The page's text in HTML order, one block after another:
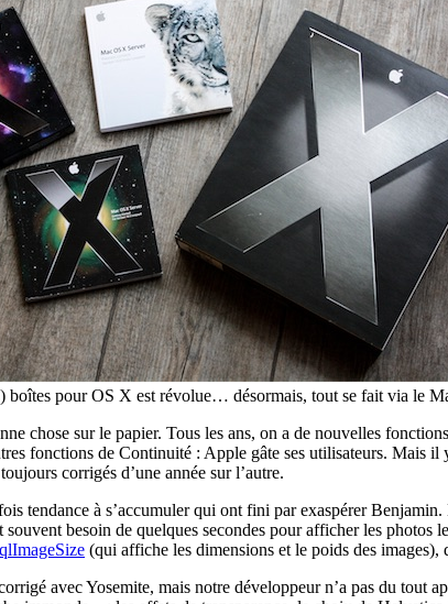
boîtes pour OS X est révolue… désormais, tout se fait via le
chose sur le papier. Tous les ans, on a de nouvelles
fonctions de Continuité : Apple gâte ses utilisateurs. Mais
corrigés d’une année sur l’autre.
tendance à s’accumuler qui ont fini par exaspérer
besoin de quelques secondes pour afficher les
qlImageSize (qui affiche les dimensions et le poids des
avec Yosemite, mais notre développeur n’a pas du